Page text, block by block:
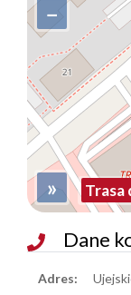
Trasa
−
»
Dane
Adres: